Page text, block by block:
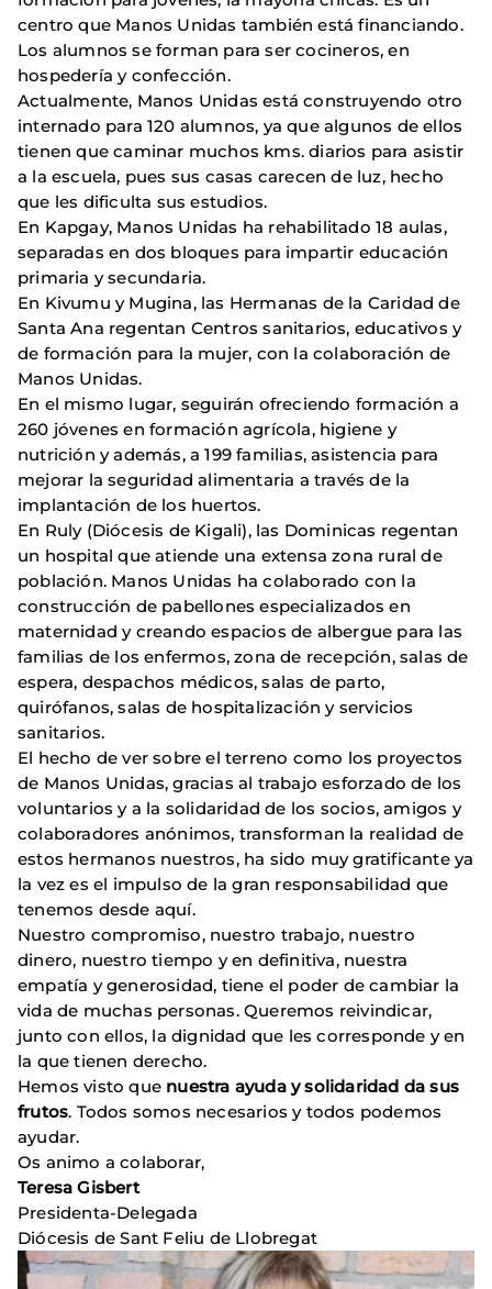
centro que Manos Unidas también está financiando.
Los alumnos se forman para ser cocineros, en
hospedería y confección.
Actualmente, Manos Unidas está construyendo otro
internado para 120 alumnos, ya que algunos de ellos
tienen que caminar muchos kms. diarios para asistir
a la escuela, pues sus casas carecen de luz, hecho
que les dificulta sus estudios.
En Kapgay, Manos Unidas ha rehabilitado 18 aulas,
separadas en dos bloques para impartir educación
primaria y secundaria.
En Kivumu y Mugina, las Hermanas de la Caridad de
Santa Ana regentan Centros sanitarios, educativos y
de formación para la mujer, con la colaboración de
Manos Unidas.
En el mismo lugar, seguirán ofreciendo formación a
260 jóvenes en formación agrícola, higiene y
nutrición y además, a 199 familias, asistencia para
mejorar la seguridad alimentaria a través de la
implantación de los huertos.
En Ruly (Diócesis de Kigali), las Dominicas regentan
un hospital que atiende una extensa zona rural de
población. Manos Unidas ha colaborado con la
construcción de pabellones especializados en
maternidad y creando espacios de albergue para las
familias de los enfermos, zona de recepción, salas de
espera, despachos médicos, salas de parto,
quirófanos, salas de hospitalización y servicios
sanitarios.
El hecho de ver sobre el terreno como los proyectos
de Manos Unidas, gracias al trabajo esforzado de los
voluntarios y a la solidaridad de los socios, amigos y
colaboradores anónimos, transforman la realidad de
estos hermanos nuestros, ha sido muy gratificante ya
la vez es el impulso de la gran responsabilidad que
tenemos desde aquí.
Nuestro compromiso, nuestro trabajo, nuestro
dinero, nuestro tiempo y en definitiva, nuestra
empatía y generosidad, tiene el poder de cambiar la
vida de muchas personas. Queremos reivindicar,
junto con ellos, la dignidad que les corresponde y en
la que tienen derecho.
Hemos visto que nuestra ayuda y solidaridad da sus
frutos. Todos somos necesarios y todos podemos
ayudar.
Os animo a colaborar,
Teresa Gisbert
Presidenta-Delegada
Diócesis de Sant Feliu de Llobregat